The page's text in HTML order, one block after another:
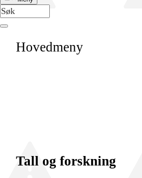
Hovedmeny
Tall og forskning